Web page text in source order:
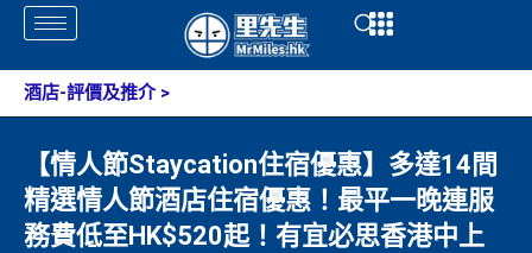
Skip
content
Open
酒店-評價及推介>
【情人節Staycation住宿優惠】多達14間
精選情人節酒店住宿優惠！最平一晚連服
務費低至HK$520起！有宜必思香港中上